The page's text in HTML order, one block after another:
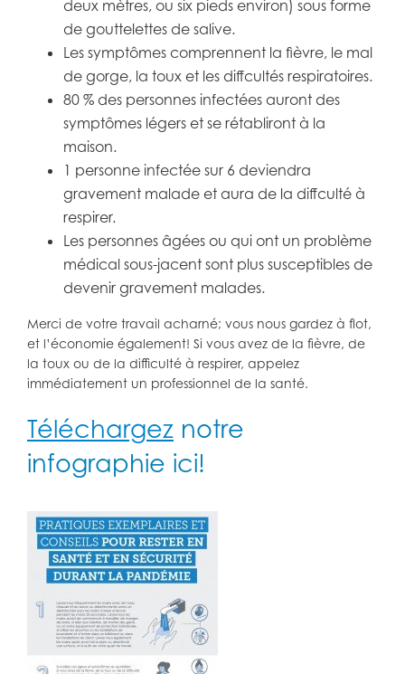
deux mètres, ou six pieds environ) sous forme
de gouttelettes de salive.
Les symptômes comprennent la fièvre, le mal
de gorge, la toux et les diffcultés respiratoires.
80 % des personnes infectées auront des
symptômes légers et se rétabliront à la
maison.
1 personne infectée sur 6 deviendra
gravement malade et aura de la diffculté à
respirer.
Les personnes âgées ou qui ont un problème
médical sous-jacent sont plus susceptibles de
devenir gravement malades.
Merci de votre travail acharné; vous nous gardez à flot,
et l’économie également! Si vous avez de la fièvre, de
la toux ou de la difficulté à respirer, appelez
immédiatement un professionnel de la santé.
Téléchargez notre
infographie ici!